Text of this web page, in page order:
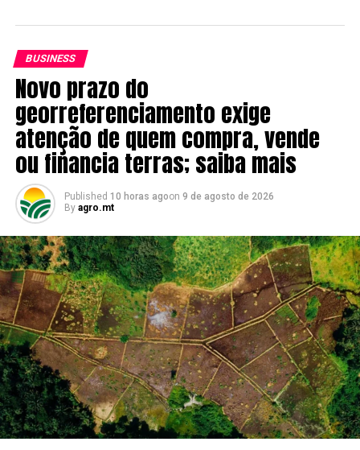
O ministro afirmou que, no Plano Safra 2024/2025, dos
R$ 92 bilhões de recursos equalizados anunciados, R$ 84
bilhões tinham sido operacionalizados até junho. “O
total final deve ficar muito próximo do valor previsto.
BUSINESS
Novo prazo do
georreferenciamento exige
atenção de quem compra, vende
ou financia terras; saiba mais
Published 10 horas agoon 9 de agosto de 2026
By agro.mt